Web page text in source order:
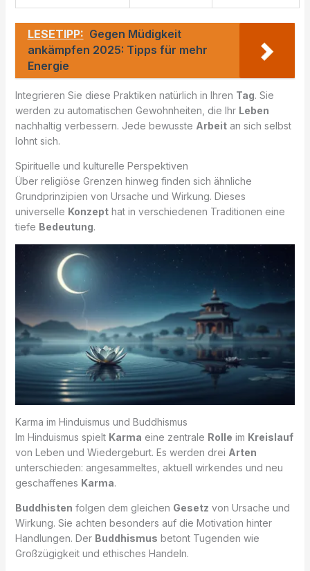
LESETIPP: Gegen Müdigkeit
ankämpfen 2025: Tipps für mehr
Energie
Integrieren Sie diese Praktiken natürlich in Ihren Tag. Sie
werden zu automatischen Gewohnheiten, die Ihr Leben
nachhaltig verbessern. Jede bewusste Arbeitan sich selbst
lohnt sich.
Spirituelle und kulturelle Perspektiven
Über religiöse Grenzen hinweg finden sich ähnliche
Grundprinzipien von Ursache und Wirkung. Dieses
universelle Konzepthat in verschiedenen Traditionen eine
tiefe Bedeutung.
Karma im Hinduismus und Buddhismus
Im Hinduismus spielt Karma eine zentrale Rolle im Kreislauf
von Leben und Wiedergeburt. Es werden drei Arten
unterschieden: angesammeltes, aktuell wirkendes und neu
geschaffenes Karma.
Buddhisten folgen dem gleichen Gesetz von Ursache und
Wirkung. Sie achten besonders auf die Motivation hinter
Handlungen. Der Buddhismus betont Tugenden wie
Großzügigkeit und ethisches Handeln.